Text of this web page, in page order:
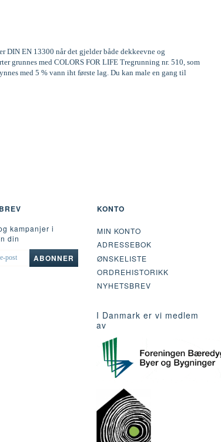
EN 13300 når det gjelder både dekkeevne og
grunnes med COLORS FOR LIFE Tregrunning nr. 510, som
med 5 % vann iht første lag. Du kan male en gang til
kampanjer i
din
ABONNER
KONTO
MIN KONTO
ADRESSEBOK
ØNSKELISTE
ORDREHISTORIKK
NYHETSBREV
I Danmark er vi medlem
av